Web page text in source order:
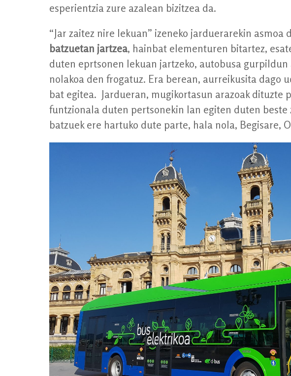
esperientzia zure azalean bizitzea da.
“Jar zaitez nire lekuan” izeneko jarduerarekin asmoa
batzuetan jartzea, hainbat elementuren bitartez,
duten eprtsonen lekuan jartzeko, autobusa
nolakoa den frogatuz. Era berean, aurreikusita dago
bat egitea. Jardueran, mugikortasun arazoak dituzte
funtzionala duten pertsonekin lan egiten duten
batzuek ere hartuko dute parte, hala nola, Begisare,